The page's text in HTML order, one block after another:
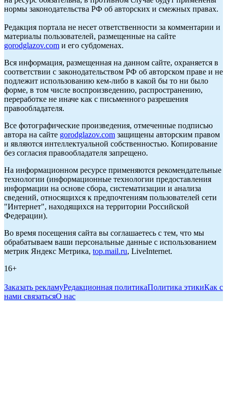
нормы законодательства РФ об авторских и смежных правах.
Редакция портала не несет ответственности за комментарии и
материалы пользователей, размещенные на сайте
gorodglazov.com и его субдоменах.
Вся информация, размещенная на данном сайте, охраняется в
соответствии с законодательством РФ об авторском праве и не
подлежит использованию кем-либо в какой бы то ни было
форме, в том числе воспроизведению, распространению,
переработке не иначе как с письменного разрешения
правообладателя.
Все фотографические произведения, отмеченные подписью
автора на сайте gorodglazov.com защищены авторским правом
и являются интеллектуальной собственностью. Копирование
без согласия правообладателя запрещено.
На информационном ресурсе применяются рекомендательные
технологии (информационные технологии предоставления
информации на основе сбора, систематизации и анализа
сведений, относящихся к предпочтениям пользователей сети
"Интернет", находящихся на территории Российской
Федерации).
Во время посещения сайта вы соглашаетесь с тем, что мы
обрабатываем ваши персональные данные с использованием
метрик Яндекс Метрика, top.mail.ru, LiveInternet.
16+
Заказать рекламуРедакционная политикаПолитика этикиКак с
нами связатьсяО нас